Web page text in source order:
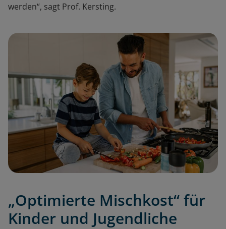
werden“, sagt Prof. Kersting.
„Optimierte Mischkost“ für
Kinder und Jugendliche